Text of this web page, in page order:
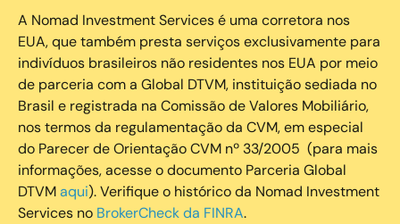
‍A Nomad Investment Services é uma corretora nos
EUA, que também presta serviços exclusivamente para
indivíduos brasileiros não residentes nos EUA por meio
de parceria com a Global DTVM, instituição sediada no
Brasil e registrada na Comissão de Valores Mobiliário,
nos termos da regulamentação da CVM, em especial
do Parecer de Orientação CVM nº 33/2005 (para mais
informações, acesse o documento Parceria Global
DTVMaqui). Verifique o histórico da Nomad Investment
Services no BrokerCheck da FINRA.